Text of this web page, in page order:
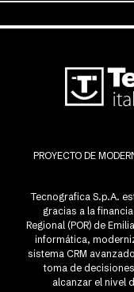
PROYECTO DE
Tecnografica S.p.A.
gracias a la
Regional (POR) de
informática,
sistema CRM
toma de
alcanzar el nivel